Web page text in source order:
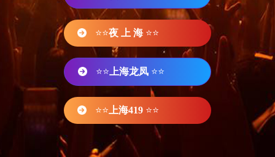
⭐⭐夜 上 海 ⭐⭐
⭐⭐ 上海龙凤 ⭐⭐
⭐⭐ 上海419 ⭐⭐